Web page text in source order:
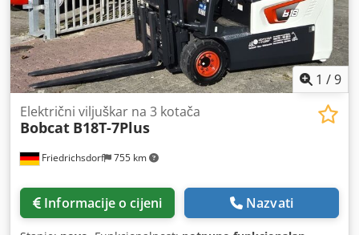
1 /9
Friedrichsdorf 755 km
Električni viljuškar na 3 kotača
Bobcat B18T-7Plus
Informacije o cijeni Nazvati